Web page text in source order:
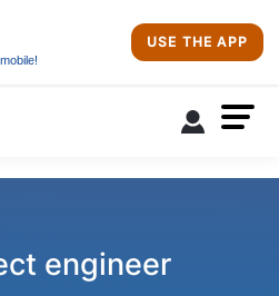
USE THE APP
engineer